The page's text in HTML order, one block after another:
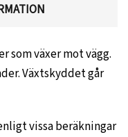
som växer mot vägg.
Växtskyddet går
vissa beräkningar